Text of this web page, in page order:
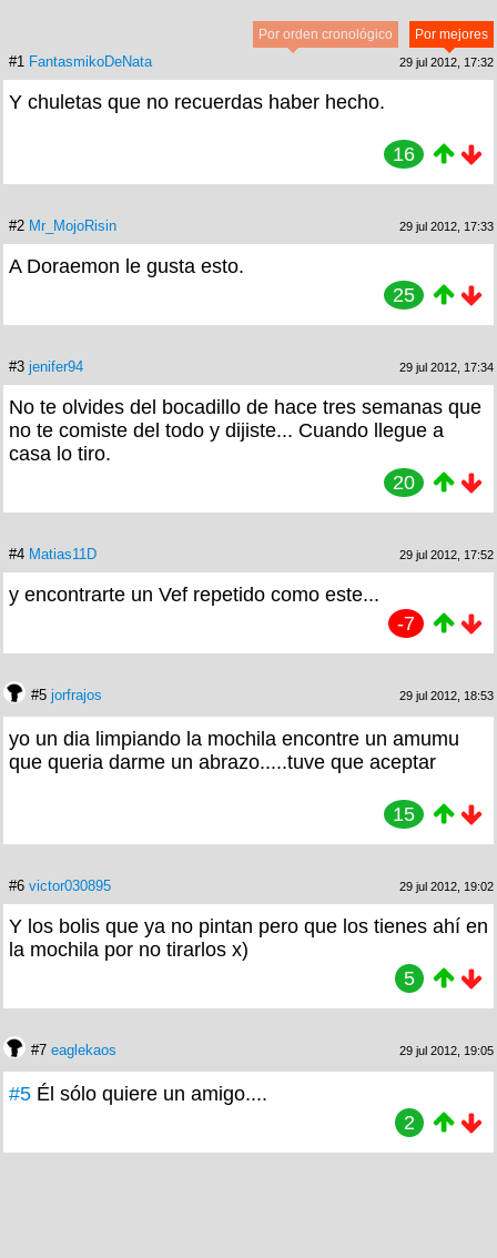
Por mejores
Por orden cronológico
#1 FantasmikoDeNata 29 jul 2012, 17:32
Y chuletas que no recuerdas haber hecho.
16
#2 Mr_MojoRisin 29 jul 2012, 17:33
A Doraemon le gusta esto.
25
#3 jenifer94 29 jul 2012, 17:34
No te olvides del bocadillo de hace tres semanas que
no te comiste del todo y dijiste... Cuando llegue a
casa lo tiro.
20
#4 Matias11D 29 jul 2012, 17:52
y encontrarte un Vef repetido como este...
-7
#5 jorfrajos 29 jul 2012, 18:53
yo un dia limpiando la mochila encontre un amumu
que queria darme un abrazo.....tuve que aceptar
15
#6 victor030895 29 jul 2012, 19:02
Y los bolis que ya no pintan pero que los tienes ahí en
la mochila por no tirarlos x)
5
#7 eaglekaos 29 jul 2012, 19:05
#5 Él sólo quiere un amigo....
2